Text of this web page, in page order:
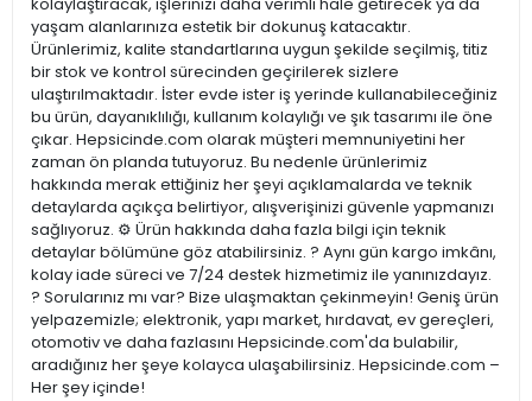
kolaylaştıracak, işlerinizi daha verimli hale getirecek ya da
yaşam alanlarınıza estetik bir dokunuş katacaktır.
Ürünlerimiz, kalite standartlarına uygun şekilde seçilmiş, titiz
bir stok ve kontrol sürecinden geçirilerek sizlere
ulaştırılmaktadır. İster evde ister iş yerinde kullanabileceğiniz
bu ürün, dayanıklılığı, kullanım kolaylığı ve şık tasarımı ile öne
çıkar. Hepsicinde.com olarak müşteri memnuniyetini her
zaman ön planda tutuyoruz. Bu nedenle ürünlerimiz
hakkında merak ettiğiniz her şeyi açıklamalarda ve teknik
detaylarda açıkça belirtiyor, alışverişinizi güvenle yapmanızı
sağlıyoruz. ⚙️ Ürün hakkında daha fazla bilgi için teknik
detaylar bölümüne göz atabilirsiniz. ? Aynı gün kargo imkânı,
kolay iade süreci ve 7/24 destek hizmetimiz ile yanınızdayız.
? Sorularınız mı var? Bize ulaşmaktan çekinmeyin! Geniş ürün
yelpazemizle; elektronik, yapı market, hırdavat, ev gereçleri,
otomotiv ve daha fazlasını Hepsicinde.com'da bulabilir,
aradığınız her şeye kolayca ulaşabilirsiniz. Hepsicinde.com –
Her şey içinde!